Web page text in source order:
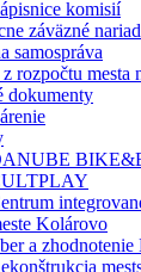
komisií
záväzné
samospráva
rozpočtu mesta
dokumenty
Kolárovo
a